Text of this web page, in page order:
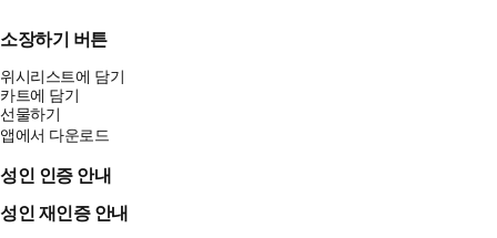
소장하기 버튼
위시리스트에 담기
카트에 담기
선물하기
앱에서 다운로드
성인 인증 안내
성인 재인증 안내